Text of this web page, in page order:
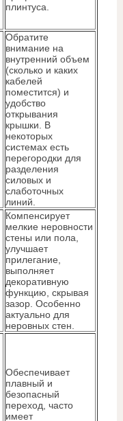
плинтуса.
Обратите
внимание на
внутренний объем
(сколько и каких
кабелей
поместится) и
удобство
открывания
крышки. В
некоторых
системах есть
перегородки для
разделения
силовых и
слаботочных
линий.
Компенсирует
мелкие неровности
стены или пола,
улучшает
прилегание,
выполняет
декоративную
функцию, скрывая
зазор. Особенно
актуально для
неровных стен.
Обеспечивает
плавный и
безопасный
переход, часто
имеет